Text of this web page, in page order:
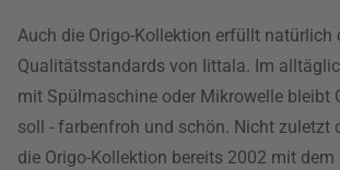
Auch die Origo-Kollektion erfüllt natürlich
Qualitätsstandards von Iittala. Im
mit Spülmaschine oder Mikrowelle bleibt
soll - farbenfroh und schön. Nicht zuletzt
die Origo-Kollektion bereits 2002 mit dem